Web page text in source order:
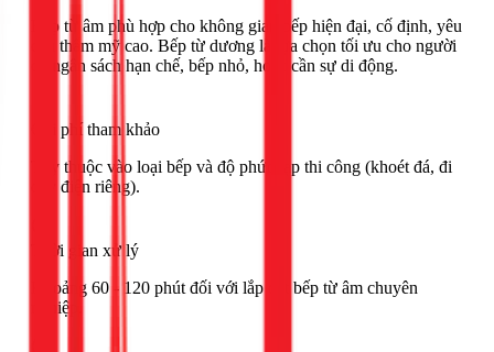
Bếp từ âm phù hợp cho không gian bếp hiện đại, cố định, yêu
cầu thẩm mỹ cao. Bếp từ dương là lựa chọn tối ưu cho người
có ngân sách hạn chế, bếp nhỏ, hoặc cần sự di động.
Chi phí tham khảo
Tùy thuộc vào loại bếp và độ phức tạp thi công (khoét đá, đi
dây điện riêng).
Thời gian xử lý
Khoảng 60 - 120 phút đối với lắp đặt bếp từ âm chuyên
nghiệp.